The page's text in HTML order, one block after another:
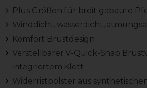
Plus Größen für breit gebaute
Winddicht, wasserdicht,
Komfort Brustdesign
Verstellbarer V-Quick-Snap
integriertem Klett
Widerristpolster aus